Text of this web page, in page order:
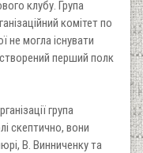
клубу. Група
комітет по
не могла існувати
перший полк
група
скептично, вони
В. Винниченку та